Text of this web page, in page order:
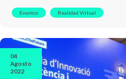
Eventos Realidad Virtual
04
Agosto
2022